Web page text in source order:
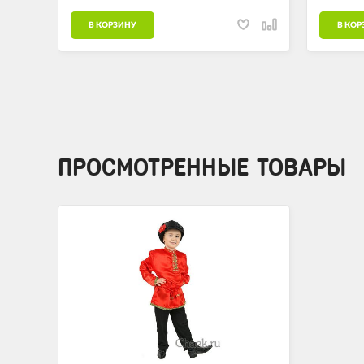
В КОРЗИНУ В
ПРОСМОТРЕННЫЕ ТОВАРЫ